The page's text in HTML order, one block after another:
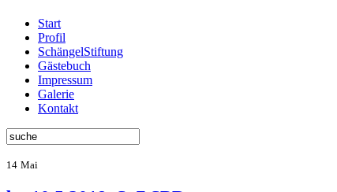
Start
Profil
SchängelStiftung
Gästebuch
Impressum
Galerie
Kontakt
14 Mai